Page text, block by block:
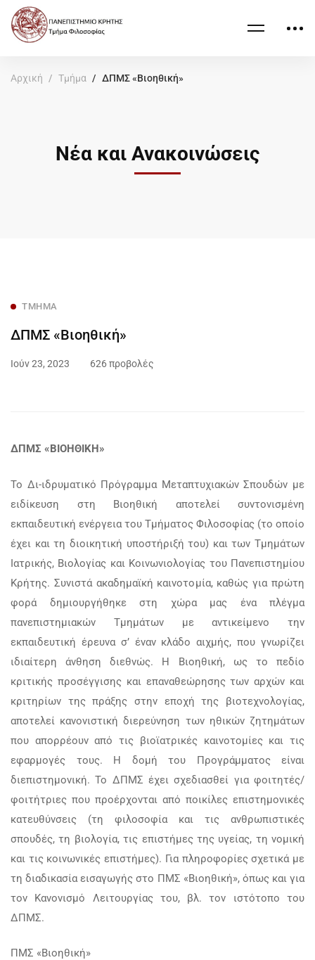
Αρχική Τμήμα ΔΠΜΣ «Βιοηθική»
Νέα και Ανακοινώσεις
ΤΜΉΜΑ
ΔΠΜΣ «Βιοηθική»
Ιούν 23, 2023 626 προβολές
ΔΠΜΣ «ΒΙΟΗΘΙΚΗ»
Το Δι-ιδρυματικό Πρόγραμμα Μεταπτυχιακών Σπουδών με
ειδίκευση στη Βιοηθική αποτελεί συντονισμένη
εκπαιδευτική ενέργεια του Τμήματος Φιλοσοφίας (το οποίο
έχει και τη διοικητική υποστήριξή του) και των Τμημάτων
Ιατρικής, Βιολογίας και Κοινωνιολογίας του Πανεπιστημίου
Κρήτης. Συνιστά ακαδημαϊκή καινοτομία, καθώς για πρώτη
φορά δημιουργήθηκε στη χώρα μας ένα πλέγμα
πανεπιστημιακών Τμημάτων με αντικείμενο την
εκπαιδευτική έρευνα σ’ έναν κλάδο αιχμής, που γνωρίζει
ιδιαίτερη άνθηση διεθνώς. Η Βιοηθική, ως το πεδίο
κριτικής προσέγγισης και επαναθεώρησης των αρχών και
κριτηρίων της πράξης στην εποχή της βιοτεχνολογίας,
αποτελεί κανονιστική διερεύνηση των ηθικών ζητημάτων
που απορρέουν από τις βιοϊατρικές καινοτομίες και τις
εφαρμογές τους. Η δομή του Προγράμματος είναι
διεπιστημονική. Το ΔΠΜΣ έχει σχεδιασθεί για φοιτητές/
φοιτήτριες που προέρχονται από ποικίλες επιστημονικές
κατευθύνσεις (τη φιλοσοφία και τις ανθρωπιστικές
σπουδές, τη βιολογία, τις επιστήμες της υγείας, τη νομική
και τις κοινωνικές επιστήμες). Για πληροφορίες σχετικά με
τη διαδικασία εισαγωγής στο ΠΜΣ «Βιοηθική», όπως και για
τον Κανονισμό Λειτουργίας του, βλ. τον ιστότοπο του
ΔΠΜΣ.
ΠΜΣ «Βιοηθική»